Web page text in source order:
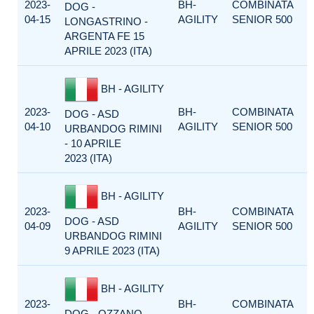
2023-
04-15
DOG -
LONGASTRINO -
ARGENTA FE 15
APRILE 2023 (ITA)
BH-
AGILITY
COMBINATA
SENIOR 500
2023-
04-10
BH - AGILITY
DOG - ASD
URBANDOG RIMINI
- 10 APRILE
2023 (ITA)
BH-
AGILITY
COMBINATA
SENIOR 500
2023-
04-09
BH - AGILITY
DOG - ASD
URBANDOG RIMINI
9 APRILE 2023 (ITA)
BH-
AGILITY
COMBINATA
SENIOR 500
2023-
BH - AGILITY
BH-
COMBINATA